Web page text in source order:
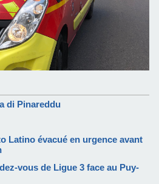
di Pinareddu
Latino évacué en urgence avant
vous de Ligue 3 face au Puy-